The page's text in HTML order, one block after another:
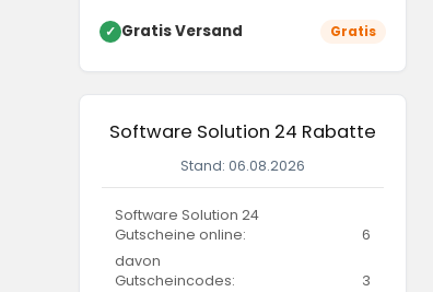
✓ Gratis Versand Gratis
Software Solution 24 Rabatte
Stand: 06.08.2026
Software Solution 24
Gutscheine online:
6
davon
Gutscheincodes:
3